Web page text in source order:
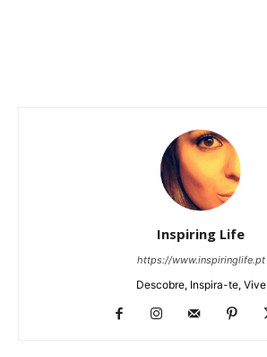
Inspiring Life
https://www.inspiringlife.pt
Descobre, Inspira-te, Vive